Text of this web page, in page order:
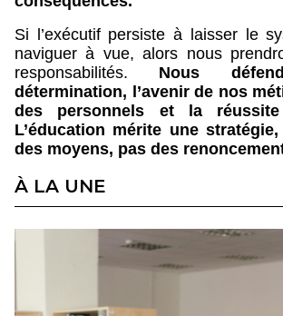
Si l’exécutif persiste à laisser le
naviguer à vue, alors nous
responsabilités. Nous
détermination, l’avenir de nos
des personnels et la
L’éducation mérite une
des moyens, pas des
À LA UNE